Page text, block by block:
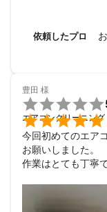
依頼したプロ
豊田 様


エアコンクリーニング
今回初めてのエア
お願いしました。
作業はとても丁寧
今年の夏は気持ち
次回も全体にリピ